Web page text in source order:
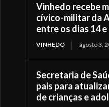
Vinhedo recebe
cívico-militar da
entre os dias 14
VINHEDO agosto 3,
Secretaria de
pais para
de crianças e